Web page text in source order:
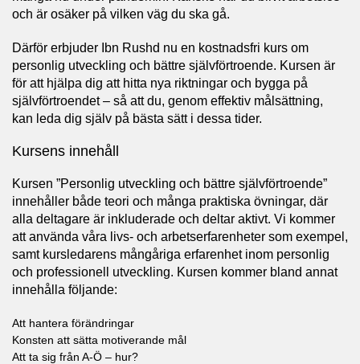
och är osäker på vilken väg du ska gå.
Därför erbjuder Ibn Rushd nu en kostnadsfri kurs om
personlig utveckling och bättre självförtroende. Kursen är
för att hjälpa dig att hitta nya riktningar och bygga på
självförtroendet – så att du, genom effektiv målsättning,
kan leda dig själv på bästa sätt i dessa tider.
Kursens innehåll
Kursen ”Personlig utveckling och bättre självförtroende”
innehåller både teori och många praktiska övningar, där
alla deltagare är inkluderade och deltar aktivt. Vi kommer
att använda våra livs- och arbetserfarenheter som exempel,
samt kursledarens mångåriga erfarenhet inom personlig
och professionell utveckling. Kursen kommer bland annat
innehålla följande:
Att hantera förändringar
Konsten att sätta motiverande mål
Att ta sig från A-Ö – hur?